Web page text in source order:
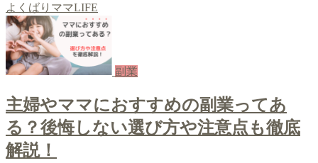
よくばりママLIFE
副業
主婦やママにおすすめの副業ってあ
る？後悔しない選び方や注意点も徹底
解説！